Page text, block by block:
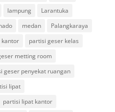
lampung
Larantuka
medan
Palangkaraya
kantor
partisi geser kelas
metting room
geser penyekat ruangan
lipat
partisi lipat kantor